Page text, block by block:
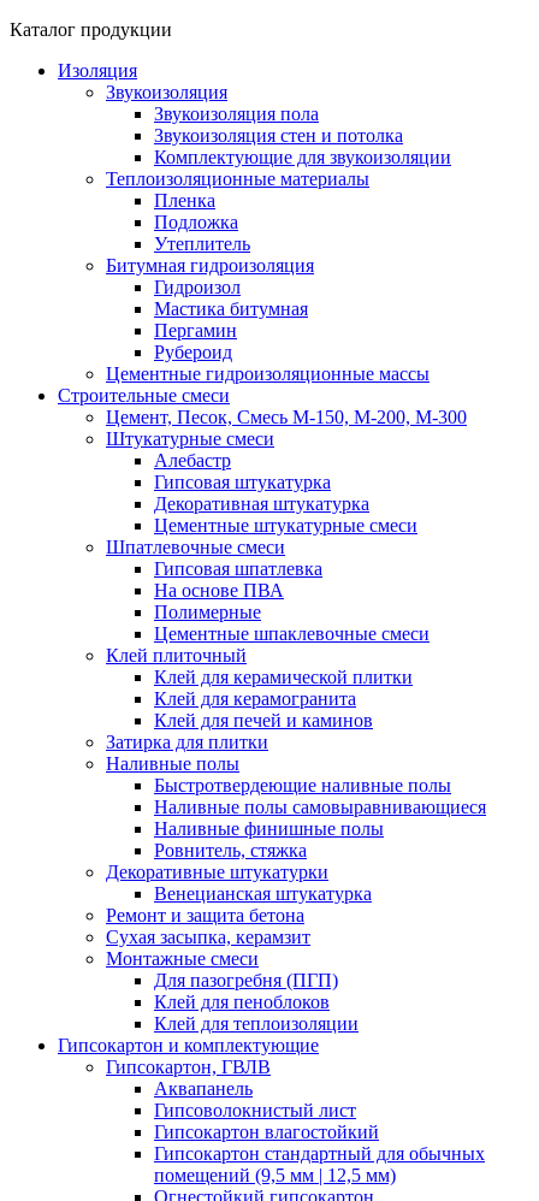
Каталог продукции
Изоляция
Звукоизоляция
Звукоизоляция пола
Звукоизоляция стен и потолка
Комплектующие для звукоизоляции
Теплоизоляционные материалы
Пленка
Подложка
Утеплитель
Битумная гидроизоляция
Гидроизол
Мастика битумная
Пергамин
Рубероид
Цементные гидроизоляционные массы
Строительные смеси
Цемент, Песок, Смесь М-150, М-200, М-300
Штукатурные смеси
Алебастр
Гипсовая штукатурка
Декоративная штукатурка
Цементные штукатурные смеси
Шпатлевочные смеси
Гипсовая шпатлевка
На основе ПВА
Полимерные
Цементные шпаклевочные смеси
Клей плиточный
Клей для керамической плитки
Клей для керамогранита
Клей для печей и каминов
Затирка для плитки
Наливные полы
Быстротвердеющие наливные полы
Наливные полы самовыравнивающиеся
Наливные финишные полы
Ровнитель, стяжка
Декоративные штукатурки
Венецианская штукатурка
Ремонт и защита бетона
Сухая засыпка, керамзит
Монтажные смеси
Для пазогребня (ПГП)
Клей для пеноблоков
Клей для теплоизоляции
Гипсокартон и комплектующие
Гипсокартон, ГВЛВ
Аквапанель
Гипсоволокнистый лист
Гипсокартон влагостойкий
Гипсокартон стандартный для обычных
помещений (9,5 мм | 12,5 мм)
Огнестойкий гипсокартон